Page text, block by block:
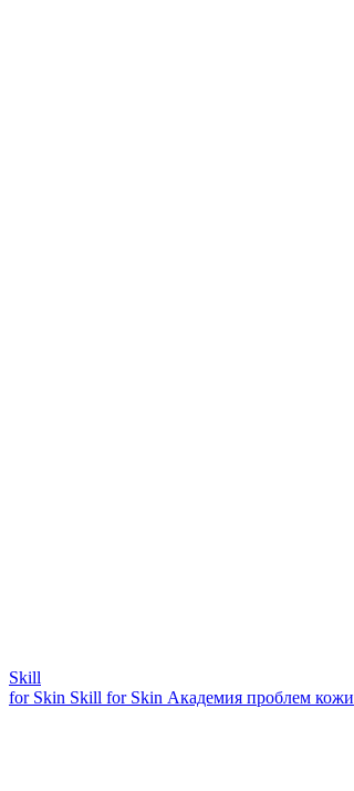
Skill
for Skin Skill for Skin Академия проблем кожи